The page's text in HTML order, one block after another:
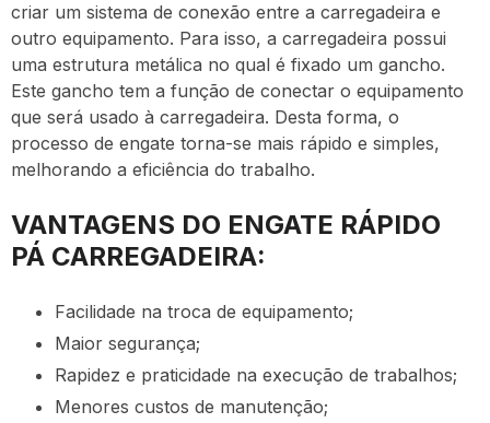
criar um sistema de conexão entre a carregadeira e
outro equipamento. Para isso, a carregadeira possui
uma estrutura metálica no qual é fixado um gancho.
Este gancho tem a função de conectar o equipamento
que será usado à carregadeira. Desta forma, o
processo de engate torna-se mais rápido e simples,
melhorando a eficiência do trabalho.
VANTAGENS DO ENGATE RÁPIDO
PÁ CARREGADEIRA:
Facilidade na troca de equipamento;
Maior segurança;
Rapidez e praticidade na execução de trabalhos;
Menores custos de manutenção;